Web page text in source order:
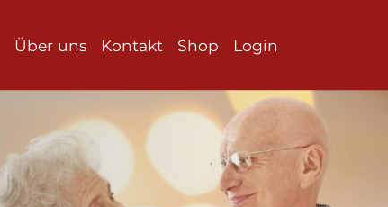
Über uns Kontakt Shop Login